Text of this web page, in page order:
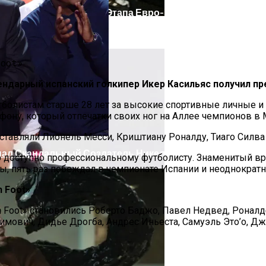
Двое Погибших
Группового Этапа Евро-2016
Скандальный Создатель Никелодеона
испанский голкипер Икер Касильяс получил
старше 28 лет за высокие спортивные личные
который отпечатки своих ног на Аллее чемпионов в
Лионель Месси, Криштиану Роналду, Тиаго
профессиональному футболисту. Знаменитый
раз побеждал в чемпионате Испании и
Foot»
становились Роберто Баджо, Павел Недвед,
Дидье Дрогба, Андрес Иньеста, Самуэль